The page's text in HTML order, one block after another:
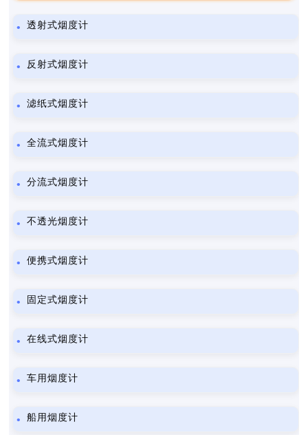
透射式烟度计
反射式烟度计
滤纸式烟度计
全流式烟度计
分流式烟度计
不透光烟度计
便携式烟度计
固定式烟度计
在线式烟度计
车用烟度计
船用烟度计